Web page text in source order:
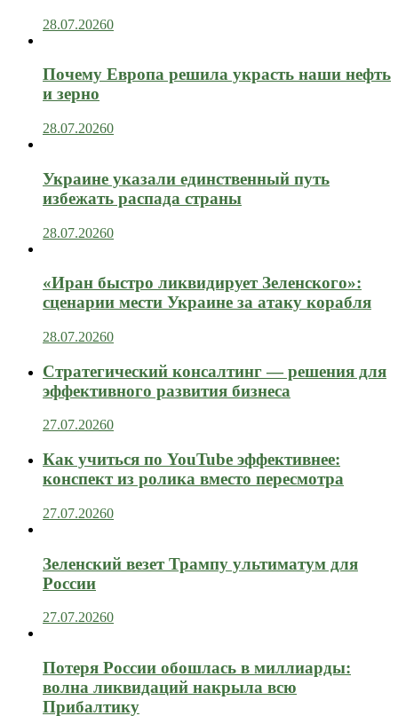
28.07.20260
Почему Европа решила украсть наши нефть
и зерно
28.07.20260
Украине указали единственный путь
избежать распада страны
28.07.20260
«Иран быстро ликвидирует Зеленского»:
сценарии мести Украине за атаку корабля
28.07.20260
Стратегический консалтинг — решения для
эффективного развития бизнеса
27.07.20260
Как учиться по YouTube эффективнее:
конспект из ролика вместо пересмотра
27.07.20260
Зеленский везет Трампу ультиматум для
России
27.07.20260
Потеря России обошлась в миллиарды:
волна ликвидаций накрыла всю
Прибалтику